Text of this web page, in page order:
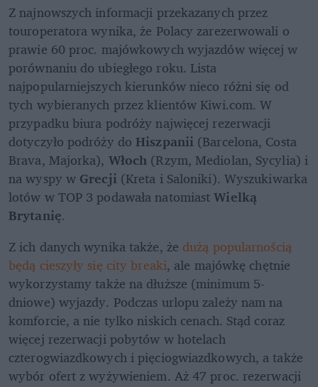
Z najnowszych informacji przekazanych przez
touroperatora wynika, że Polacy zarezerwowali o
prawie 60 proc. majówkowych wyjazdów więcej w
porównaniu do ubiegłego roku. Lista
najpopularniejszych kierunków nieco różni się od
tych wybieranych przez klientów Kiwi.com. W
przypadku biura podróży najwięcej rezerwacji
dotyczyło podróży do Hiszpanii (Barcelona, Costa
Brava, Majorka), Włoch (Rzym, Mediolan, Sycylia) i
na wyspy w Grecji (Kreta i Saloniki). Wyszukiwarka
lotów w TOP 3 podawała natomiast Wielką
Brytanię.
Z ich danych wynika także, że dużą popularnością
będą cieszyły się city breaki, ale majówkę chętnie
wykorzystamy także na dłuższe (minimum 5-
dniowe) wyjazdy. Podczas urlopu zależy nam na
komforcie, a nie tylko niskich cenach. Stąd coraz
więcej rezerwacji pobytów w hotelach
czterogwiazdkowych i pięciogwiazdkowych, a także
wybór ofert z wyżywieniem. Aż 47 proc. rezerwacji